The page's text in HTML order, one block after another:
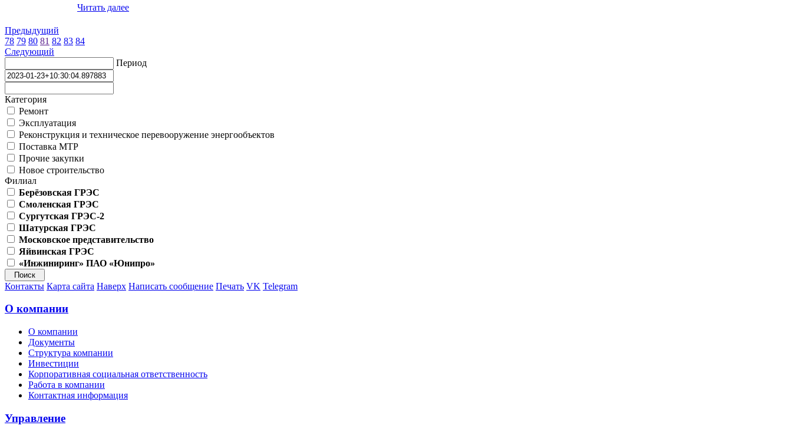
Читать далее
Предыдущий
78 79 80 81 82 83 84
Следующий
Период
Категория
Ремонт
Эксплуатация
Реконструкция и техническое перевооружение энергообъектов
Поставка МТР
Прочие закупки
Новое строительство
Филиал
Берёзовская ГРЭС
Смоленская ГРЭС
Сургутская ГРЭС-2
Шатурская ГРЭС
Московское представительство
Яйвинская ГРЭС
«Инжиниринг» ПАО «Юнипро»
Контакты Карта сайта Наверх Написать сообщение Печать VK Telegram
О компании
О компании
Документы
Структура компании
Инвестиции
Корпоративная социальная ответственность
Работа в компании
Контактная информация
Управление